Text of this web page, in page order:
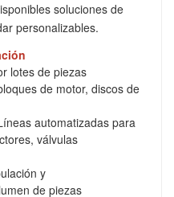
soluciones de
personalizables.
lotes de piezas
de motor, discos de
automatizadas para
válvulas
y
de piezas